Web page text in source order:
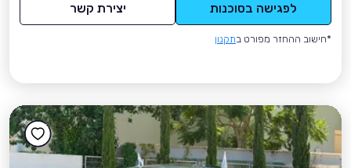
לפגישה בסוכנות יצירת קשר
*חישוב ההחזר מפורט בתקנון